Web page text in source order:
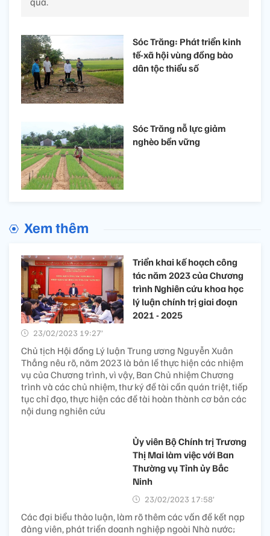
Sóc Trăng: Phát triển kinh
tế-xã hội vùng đồng bào
dân tộc thiểu số
Sóc Trăng nỗ lực giảm
nghèo bền vững
Xem thêm
Triển khai kế hoạch công
tác năm 2023 của Chương
trình Nghiên cứu khoa học
lý luận chính trị giai đoạn
2021 - 2025
23/02/2023 19:27’
Chủ tịch Hội đồng Lý luận Trung ương Nguyễn Xuân
Thắng nêu rõ, năm 2023 là bản lề thực hiện các nhiệm
vụ của Chương trình, vì vậy, Ban Chủ nhiệm Chương
trình và các chủ nhiệm, thư ký đề tài cần quán triệt, tiếp
tục chỉ đạo, thực hiện các đề tài hoàn thành cơ bản các
nội dung nghiên cứu
Ủy viên Bộ Chính trị Trương
Thị Mai làm việc với Ban
Thường vụ Tỉnh ủy Bắc
Ninh
23/02/2023 17:58’
Các đại biểu thảo luận, làm rõ thêm các vấn đề kết nạp
đảng viên, phát triển doanh nghiệp ngoài Nhà nước;